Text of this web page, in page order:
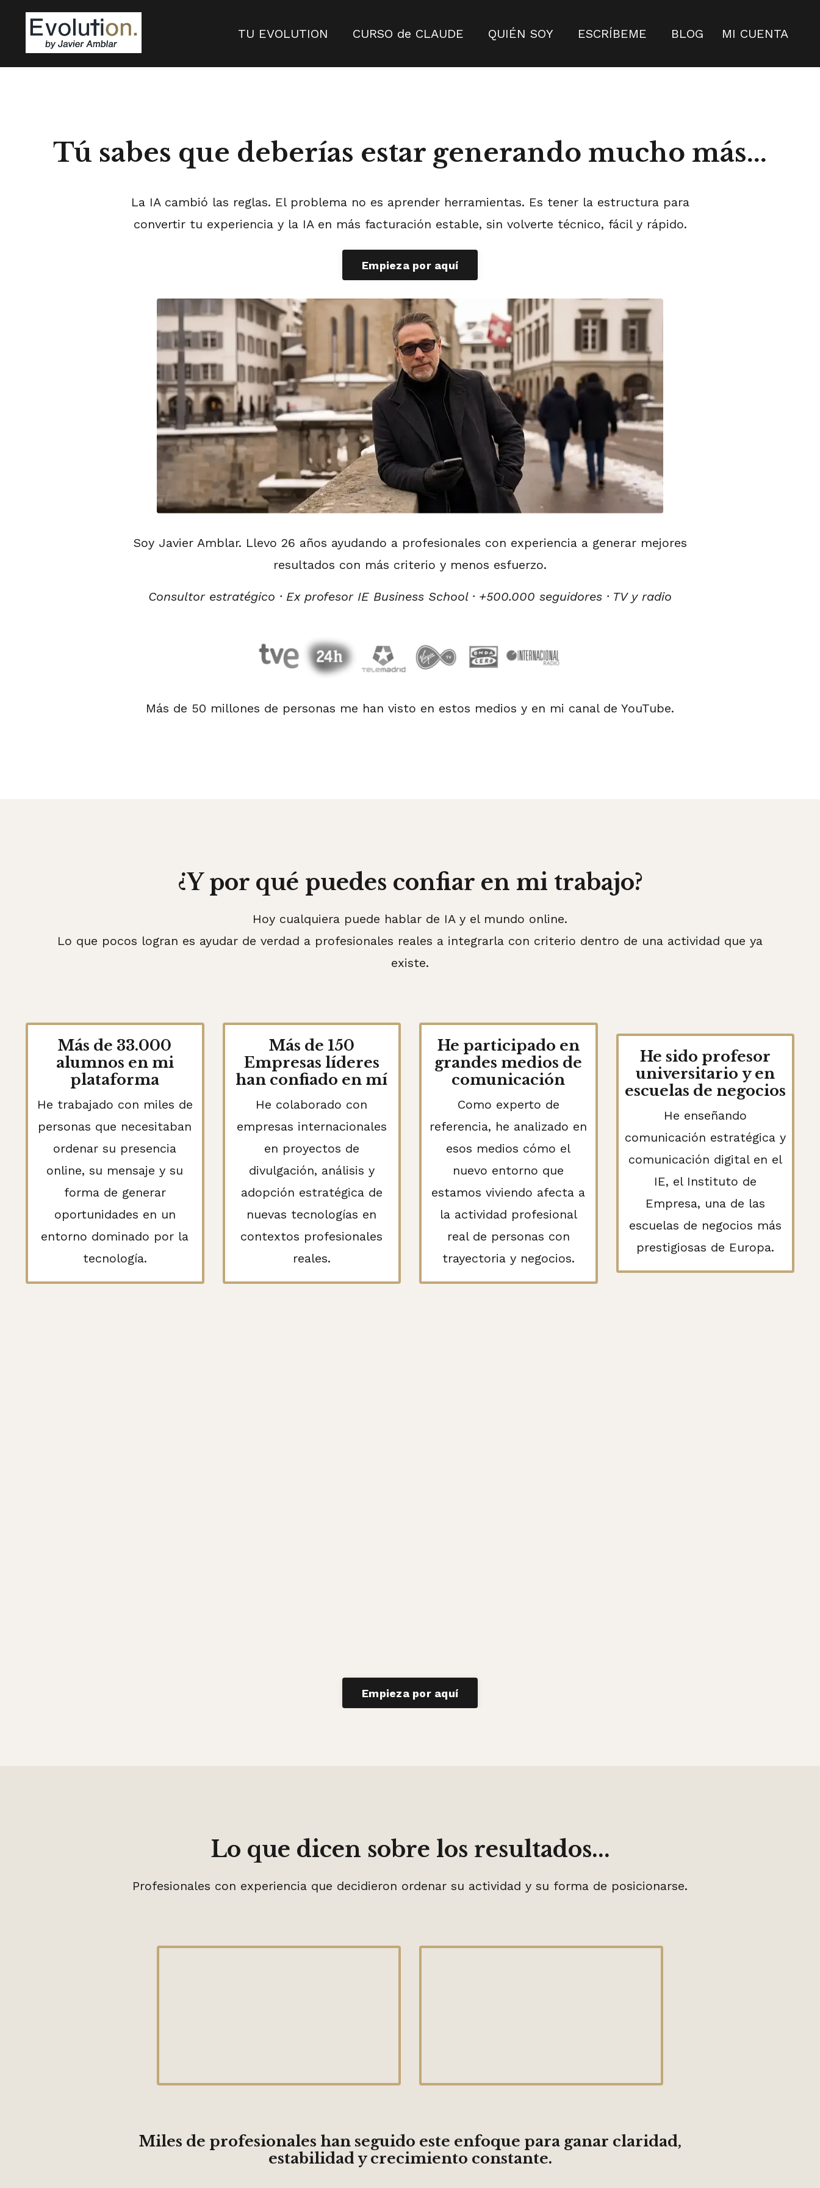
TU EVOLUTION CURSO de CLAUDE QUIÉN SOY ESCRÍBEME BLOG MI CUENTA
Tú sabes que deberías estar generando mucho más...
La IA cambió las reglas. El problema no es aprender herramientas. Es tener la estructura para
convertir tu experiencia y la IA en más facturación estable, sin volverte técnico, fácil y rápido.
Empieza por aquí
Soy Javier Amblar. Llevo 26 años ayudando a profesionales con experiencia a generar mejores
resultados con más criterio y menos esfuerzo.
Consultor estratégico · Ex profesor IE Business School · +500.000 seguidores · TV y radio
Más de 50 millones de personas me han visto en estos medios y en mi canal de YouTube.
¿Y por qué puedes confiar en mi trabajo?
Hoy cualquiera puede hablar de IA y el mundo online.
Lo que pocos logran es ayudar de verdad a profesionales reales a integrarla con criterio dentro de una actividad que ya
existe.
Más de 33.000
alumnos en mi
plataforma
He trabajado con miles de
personas que necesitaban
ordenar su presencia
online, su mensaje y su
forma de generar
oportunidades en un
entorno dominado por la
tecnología.
Más de 150
Empresas líderes
han confiado en mí
He colaborado con
empresas internacionales
en proyectos de
divulgación, análisis y
adopción estratégica de
nuevas tecnologías en
contextos profesionales
reales.
He participado en
grandes medios de
comunicación
Como experto de
referencia, he analizado en
esos medios cómo el
nuevo entorno que
estamos viviendo afecta a
la actividad profesional
real de personas con
trayectoria y negocios.
He sido profesor
universitario y en
escuelas de negocios
He enseñando
comunicación estratégica y
comunicación digital en el
IE, el Instituto de
Empresa, una de las
escuelas de negocios más
prestigiosas de Europa.
Empieza por aquí
Lo que dicen sobre los resultados...
Profesionales con experiencia que decidieron ordenar su actividad y su forma de posicionarse.
Miles de profesionales han seguido este enfoque para ganar claridad,
estabilidad y crecimiento constante.